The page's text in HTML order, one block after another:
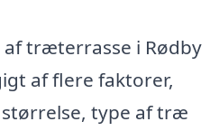
træterrasse i Rødby
af flere faktorer,
type af træ